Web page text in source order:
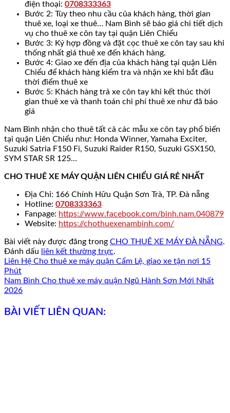
điện thoại: 0708333363
Bước 2: Tùy theo nhu cầu của khách hàng, thời gian
thuê xe, loại xe thuê… Nam Bình sẽ báo giá chi tiết dịch
vụ cho thuê xe côn tay tại quận Liên Chiểu
Bước 3: Ký hợp đồng và đặt cọc thuê xe côn tay sau khi
thống nhất giá thuê xe đến khách hàng.
Bước 4: Giao xe đến địa của khách hàng tại quận Liên
Chiểu để khách hàng kiểm tra và nhận xe khi bắt đầu
thời điểm thuê xe
Bước 5: Khách hàng trả xe côn tay khi kết thúc thời
gian thuê xe và thanh toán chi phí thuê xe như đã báo
giá
Nam Bình nhận cho thuê tất cả các mẫu xe côn tay phổ biến
tại quận Liên Chiểu như: Honda Winner, Yamaha Exciter,
Suzuki Satria F150 Fi, Suzuki Raider R150, Suzuki GSX150,
SYM STAR SR 125…
CHO THUÊ XE MÁY QUẬN LIÊN CHIỂU GIÁ RẺ NHẤT
Địa Chỉ: 166 Chính Hữu Quận Sơn Trà, TP. Đà nẵng
Hotline: 0708333363
Fanpage: https://www.facebook.com/binh.nam.040879
Website: https://chothuexenambinh.com/
Bài viết này được đăng trong CHO THUÊ XE MÁY ĐÀ NẴNG.
Đánh dấu
liên kết thường trực.
Liên Hệ Cho thuê xe máy quận Cẩm Lệ, giao xe tận nơi 15
Phút
Nam Bình Cho thuê xe máy quận Ngũ Hành Sơn Mới Nhất
2026
BÀI VIẾT LIÊN QUAN: